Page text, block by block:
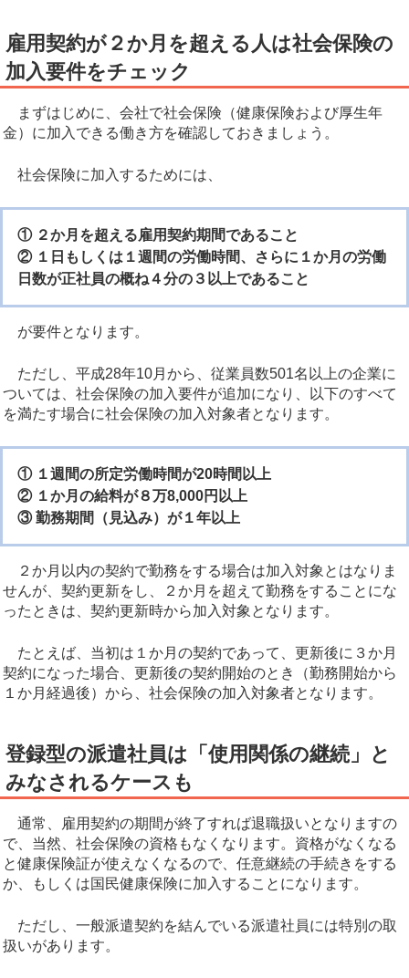
雇用契約が２か月を超える人は社会保険の
加入要件をチェック
まずはじめに、会社で社会保険（健康保険および厚生年
金）に加入できる働き方を確認しておきましょう。
社会保険に加入するためには、
① ２か月を超える雇用契約期間であること
② １日もしくは１週間の労働時間、さらに１か月の労働
日数が正社員の概ね４分の３以上であること
が要件となります。
ただし、平成28年10月から、従業員数501名以上の企業に
ついては、社会保険の加入要件が追加になり、以下のすべて
を満たす場合に社会保険の加入対象者となります。
① １週間の所定労働時間が20時間以上
② １か月の給料が８万8,000円以上
③ 勤務期間（見込み）が１年以上
２か月以内の契約で勤務をする場合は加入対象とはなりま
せんが、契約更新をし、２か月を超えて勤務をすることにな
ったときは、契約更新時から加入対象となります。
たとえば、当初は１か月の契約であって、更新後に３か月
契約になった場合、更新後の契約開始のとき（勤務開始から
１か月経過後）から、社会保険の加入対象者となります。
登録型の派遣社員は「使用関係の継続」と
みなされるケースも
通常、雇用契約の期間が終了すれば退職扱いとなりますの
で、当然、社会保険の資格もなくなります。資格がなくなる
と健康保険証が使えなくなるので、任意継続の手続きをする
か、もしくは国民健康保険に加入することになります。
ただし、一般派遣契約を結んでいる派遣社員には特別の取
扱いがあります。